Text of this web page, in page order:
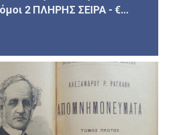
2 ΠΛΗΡΗΣ ΣΕΙΡΑ - €…